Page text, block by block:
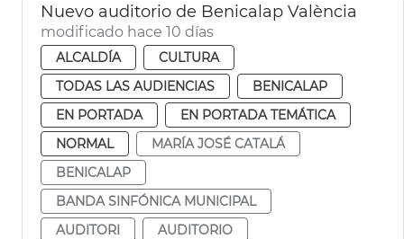
Nuevo auditorio de Benicalap València
modificado hace 10 días
ALCALDÍA
CULTURA
TODAS LAS AUDIENCIAS
BENICALAP
EN PORTADA
EN PORTADA TEMÁTICA
NORMAL
MARÍA JOSÉ CATALÁ
BENICALAP
BANDA SINFÓNICA MUNICIPAL
AUDITORI
AUDITORIO